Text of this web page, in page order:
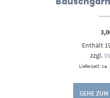
Enthält
zzgl.
Lieferzeit: ca.
GEHE